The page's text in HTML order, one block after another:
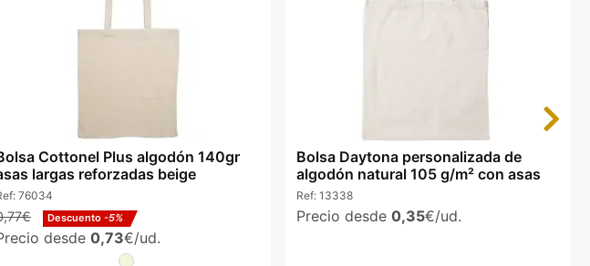
Cottonel Plus algodón 140gr
largas reforzadas beige
76034
Descuento -5%
desde 0,73€/ud.
Bolsa Daytona personalizada de
algodón natural 105 g/m² con asas
Ref: 13338
Precio desde 0,35€/ud.
Next